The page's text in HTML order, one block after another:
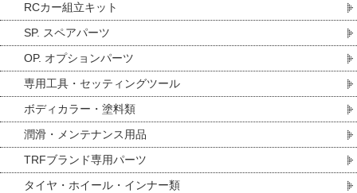
RCカー組立キット
SP. スペアパーツ
OP. オプションパーツ
専用工具・セッティングツール
ボディカラー・塗料類
潤滑・メンテナンス用品
TRFブランド専用パーツ
タイヤ・ホイール・インナー類